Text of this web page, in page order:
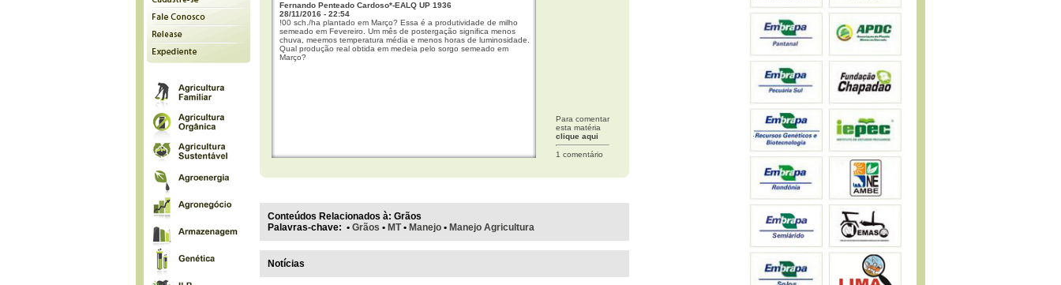
Fernando Penteado Cardoso*-EALQ UP 1936
28/11/2016 - 22:54
!00 sch./ha plantado em Março? Essa é a produtividade de milho
semeado em Fevereiro. Um mês de postergação significa menos
chuva, meemos temperatura média e menos horas de luminosidade.
Qual produção real obtida em medeia pelo sorgo semeado em
Março?
Para comentar
esta matéria
clique aqui
1 comentário
Conteúdos Relacionados à: Grãos
Palavras-chave: • Grãos • MT • Manejo • Manejo Agricultura
Notícias